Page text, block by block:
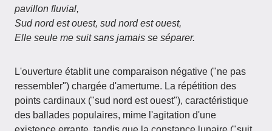
pavillon fluvial,
Sud nord est ouest, sud nord est ouest,
Elle seule me suit sans jamais se séparer.
L'ouverture établit une comparaison négative ("ne pas
ressembler") chargée d'amertume. La répétition des
points cardinaux ("sud nord est ouest"), caractéristique
des ballades populaires, mime l'agitation d'une